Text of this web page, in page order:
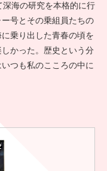
海の研究を本格的に行
号とその乗組員たちの
乗り出した青春の頃を
かった。歴史という分
つも私のこころの中に